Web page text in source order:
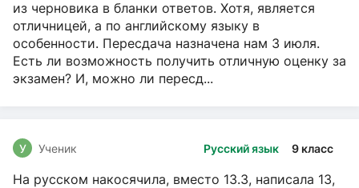
из черновика в бланки ответов. Хотя, является
отличницей, а по английскому языку в
особенности. Пересдача назначена нам 3 июля.
Есть ли возможность получить отличную оценку за
экзамен? И, можно ли пересд...
Русский язык 9 класс
У Ученик
На русском накосячила, вместо 13.3, написала 13,